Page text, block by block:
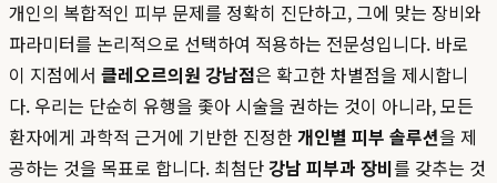
개인의 복합적인 피부 문제를 정확히 진단하고, 그에 맞는 장비와
파라미터를 논리적으로 선택하여 적용하는 전문성입니다. 바로
이 지점에서 클레오르의원 강남점은 확고한 차별점을 제시합니
다. 우리는 단순히 유행을 좇아 시술을 권하는 것이 아니라, 모든
환자에게 과학적 근거에 기반한 진정한개인별 피부 솔루션을 제
공하는 것을 목표로 합니다. 최첨단강남 피부과 장비를 갖추는 것